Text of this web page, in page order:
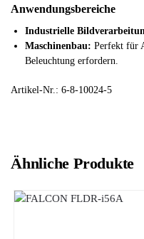
Anwendungsbereiche
Industrielle
Maschinenbau: Perfekt für
Beleuchtung erfordern.
Artikel-Nr.: 6-8-10024-5
Ähnliche Produkte